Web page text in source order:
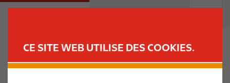
CE SITE WEB UTILISE DES COOKIES.
M
a
TROUVER UNE STATION